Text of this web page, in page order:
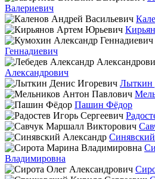
Валериевич
Геннадиевич
Александрович
Лыткин
Пашин Фёдор
Владимировна